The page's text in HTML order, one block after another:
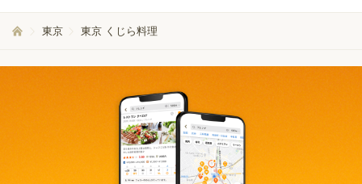
東京 東京 くじら料理